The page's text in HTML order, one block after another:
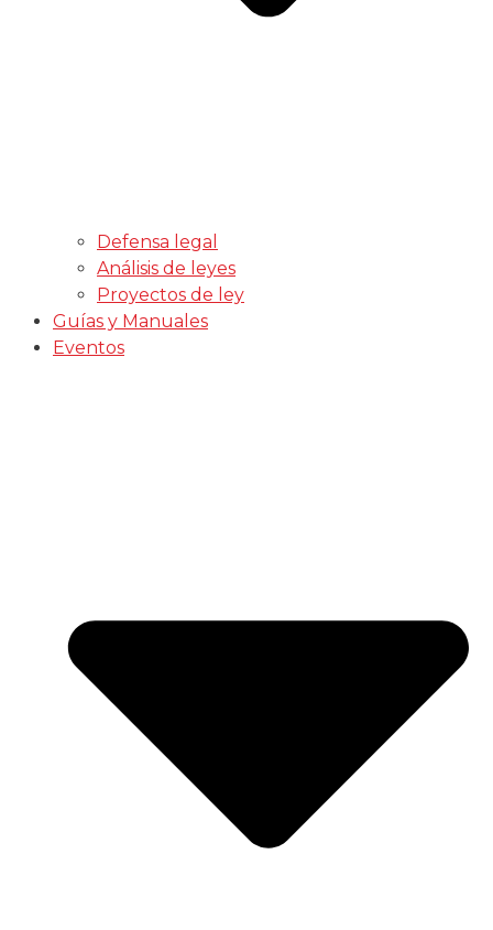
Defensa legal
Análisis de leyes
Proyectos de ley
Guías y Manuales
Eventos